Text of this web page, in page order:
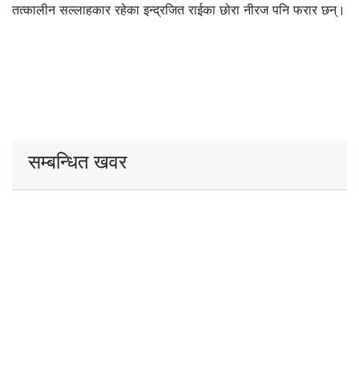
तत्कालीन सल्लाहकार रहेका इन्द्रजित राईका छोरा नीरज पनि फरार छन्।
सम्बन्धित खवर